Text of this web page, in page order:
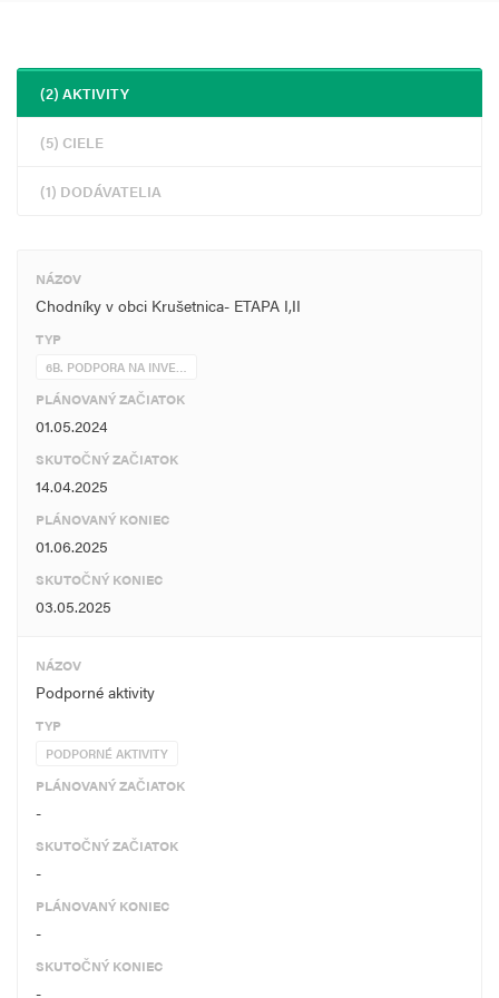
(2) AKTIVITY
(5) CIELE
(1) DODÁVATELIA
NÁZOV
Chodníky v obci Krušetnica- ETAPA I,II
TYP
6B. PODPORA NA INVE…
PLÁNOVANÝ ZAČIATOK
01.05.2024
SKUTOČNÝ ZAČIATOK
14.04.2025
PLÁNOVANÝ KONIEC
01.06.2025
SKUTOČNÝ KONIEC
03.05.2025
NÁZOV
Podporné aktivity
TYP
PODPORNÉ AKTIVITY
PLÁNOVANÝ ZAČIATOK
-
SKUTOČNÝ ZAČIATOK
-
PLÁNOVANÝ KONIEC
-
SKUTOČNÝ KONIEC
-